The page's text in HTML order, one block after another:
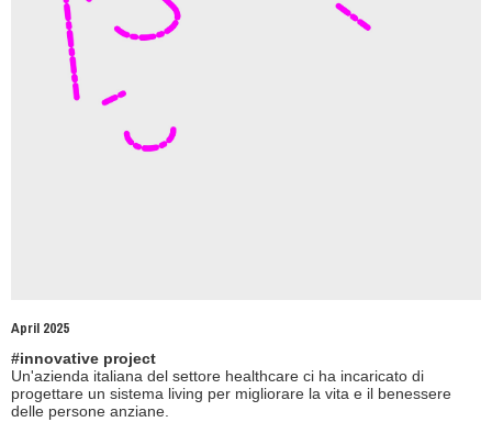
April 2025
#innovative project
Un'azienda italiana del settore healthcare ci ha incaricato di
progettare un sistema living per migliorare la vita e il benessere
delle persone anziane.